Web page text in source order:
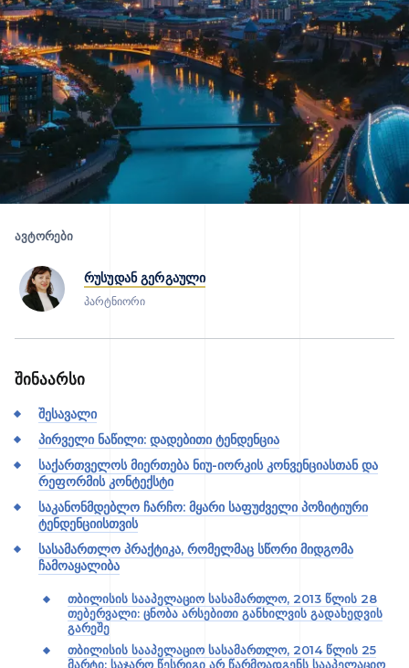
ᲐᲕᲢᲝᲠᲔᲑᲘ
რუსუდან გერგაული
პარტნიორი
შინაარსი
შესავალი
პირველი ნაწილი: დადებითი ტენდენცია
საქართველოს მიერთება ნიუ-იორკის კონვენციასთან და
რეფორმის კონტექსტი
საკანონმდებლო ჩარჩო: მყარი საფუძველი პოზიტიური
ტენდენციისთვის
სასამართლო პრაქტიკა, რომელმაც სწორი მიდგომა
ჩამოაყალიბა
თბილისის სააპელაციო სასამართლო, 2013 წლის 28
თებერვალი: ცნობა არსებითი განხილვის გადახედვის
გარეშე
თბილისის სააპელაციო სასამართლო, 2014 წლის 25
მარტი: საჯარო წესრიგი არ წარმოადგენს სააპელაციო